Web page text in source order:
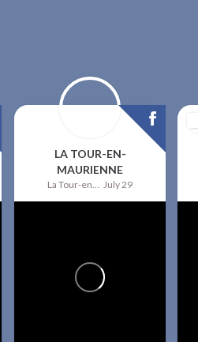
LA TOUR-EN-
MAURIENNE
July 29